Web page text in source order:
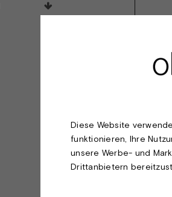
Diese Website
funktionieren, Ihre
unsere Werbe- und
Drittanbietern